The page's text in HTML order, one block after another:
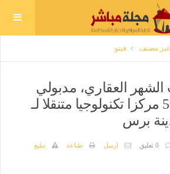
غير مصنف فيتو
العقاري، مدبولي
يشهد تسليم 50 مركزا تكنولوجيا متنقلا لـ
برس
0 تعليق ارسل طباعة
تبليغ